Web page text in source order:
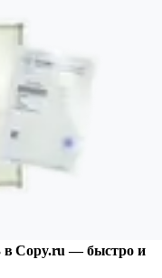
в Copy.ru — быстро и